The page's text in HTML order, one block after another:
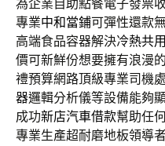
為企業自助點餐電子發票
專業中和當鋪可彈性還款
高端食品容器解決冷熱共
價可新鮮份想要擁有浪漫
禮預算網路頂級專業司機
器邏輯分析儀等設備能夠
成功新店汽車借款幫助任
專業生產超耐磨地板領導